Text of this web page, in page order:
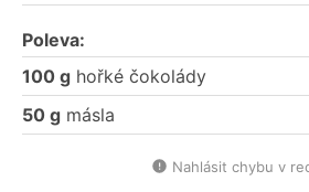
Poleva:
100 g hořké čokolády
50 g másla
Nahlásit chybu v